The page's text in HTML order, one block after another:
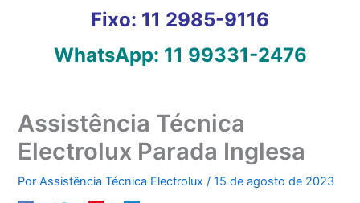
Fixo: 11 2985-9116
WhatsApp: 11 99331-2476
Assistência Técnica
Electrolux Parada Inglesa
PorAssistência Técnica Electrolux/15 de agosto de 2023